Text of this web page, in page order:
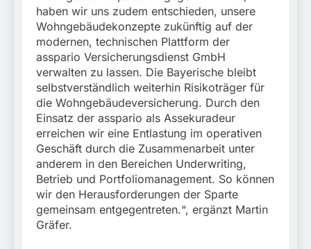
haben wir uns zudem entschieden, unsere
Wohngebäudekonzepte zukünftig auf der
modernen, technischen Plattform der
asspario Versicherungsdienst GmbH
verwalten zu lassen. Die Bayerische bleibt
selbstverständlich weiterhin Risikoträger für
die Wohngebäudeversicherung. Durch den
Einsatz der asspario als Assekuradeur
erreichen wir eine Entlastung im operativen
Geschäft durch die Zusammenarbeit unter
anderem in den Bereichen Underwriting,
Betrieb und Portfoliomanagement. So können
wir den Herausforderungen der Sparte
gemeinsam entgegentreten.“, ergänzt Martin
Gräfer.